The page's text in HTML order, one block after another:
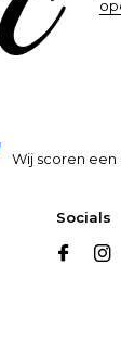
Wij scoren een
Socials